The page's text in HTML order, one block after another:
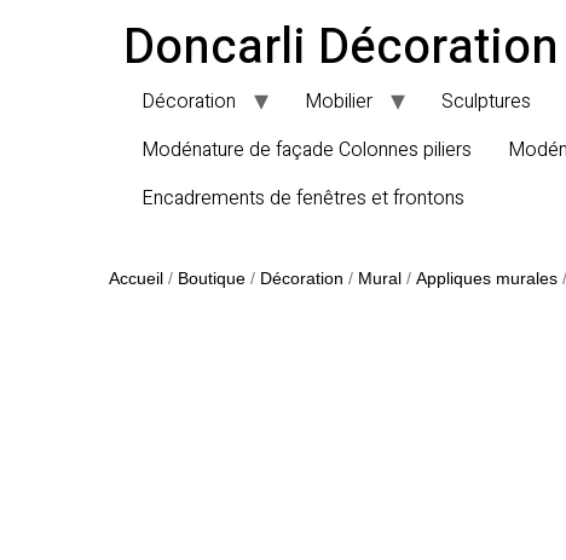
Doncarli Décoration
Décoration Mobilier Sculptures
Modénature de façade Colonnes piliers
Encadrements de fenêtres et frontons
Accueil / Boutique / Décoration / Mural / Appliques murales